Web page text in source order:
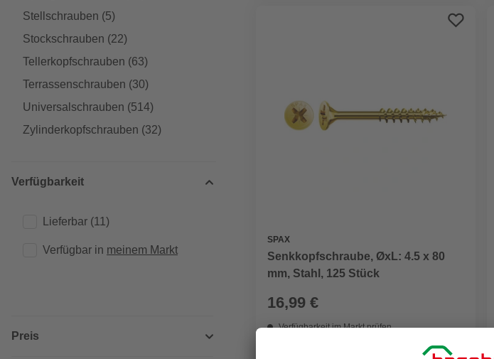
Stellschrauben (5)
Stockschrauben (22)
Tellerkopfschrauben (63)
Terrassenschrauben (30)
Universalschrauben (514)
Zylinderkopfschrauben (32)
Verfügbarkeit
Lieferbar (11)
Verfügbar in meinem Markt
Preis
SPAX
Senkkopfschraube, ØxL: 4.5 x 80
mm, Stahl, 125 Stück
16,99 €
Verfügbarkeit im Markt prüfen